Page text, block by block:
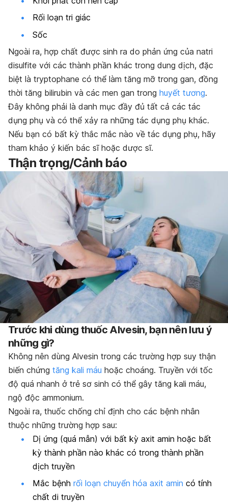
Rối loạn tri giác
Sốc
Ngoài ra, hợp chất được sinh ra do phản ứng của natri
disulfite với các thành phần khác trong dung dịch, đặc
biệt là tryptophane có thể làm tăng mỡ trong gan, đồng
thời tăng bilirubin và các men gan trong huyết tương.
Đây không phải là danh mục đầy đủ tất cả các tác
dụng phụ và có thể xảy ra những tác dụng phụ khác.
Nếu bạn có bất kỳ thắc mắc nào về tác dụng phụ, hãy
tham khảo ý kiến bác sĩ hoặc dược sĩ.
Thận trọng/Cảnh báo
Trước khi dùng thuốc Alvesin, bạn nên lưu ý
những gì?
Không nên dùng Alvesin trong các trường hợp suy thận
biến chứng tăng kali máu hoặc choáng. Truyền với tốc
độ quá nhanh ở trẻ sơ sinh có thể gây tăng kali máu,
ngộ độc ammonium.
Ngoài ra, thuốc chống chỉ định cho các bệnh nhân
thuộc những trường hợp sau:
Dị ứng (quá mẫn) với bất kỳ axit amin hoặc bất
kỳ thành phần nào khác có trong thành phần
dịch truyền
Mắc bệnh rối loạn chuyển hóa axit amin có tính
chất di truyền